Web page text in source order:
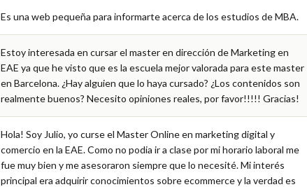
Es una web pequeña para informarte acerca de los estudios de MBA.
Estoy interesada en cursar el master en dirección de Marketing en
EAE ya que he visto que es la escuela mejor valorada para este master
en Barcelona. ¿Hay alguien que lo haya cursado? ¿Los contenidos son
realmente buenos? Necesito opiniones reales, por favor!!!!! Gracias!
Hola! Soy Julio, yo curse el Master Online en marketing digital y
comercio en la EAE. Como no podia ir a clase por mi horario laboral me
fue muy bien y me asesoraron siempre que lo necesité. Mi interés
principal era adquirir conocimientos sobre ecommerce y la verdad es